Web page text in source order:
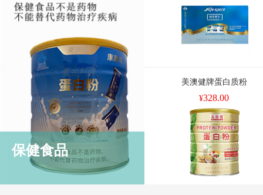
保健食品
美澳健牌蛋白质粉
¥328.00